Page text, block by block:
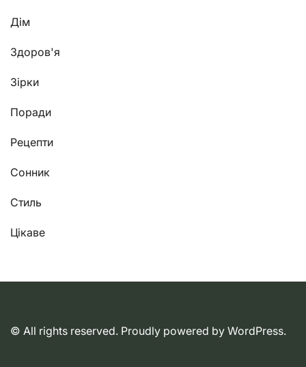
Дім
Здоров'я
Зірки
Поради
Рецепти
Сонник
Стиль
Цікаве
© All rights reserved. Proudly powered by WordPress.